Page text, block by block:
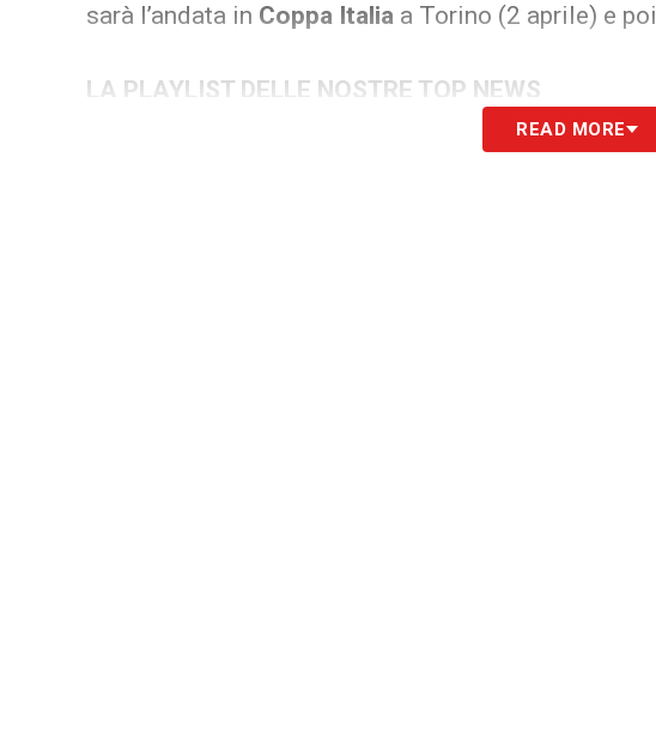
sarà l’andata in Coppa Italia a Torino (2 aprile) e
LA PLAYLIST DELLE NOSTRE TOP NEWS
READ MORE